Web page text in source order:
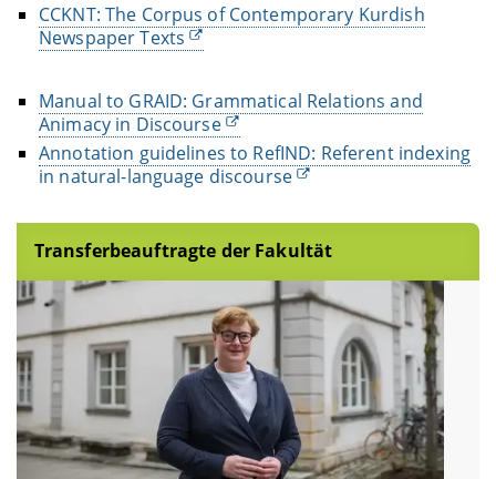
CCKNT: The Corpus of Contemporary Kurdish
Newspaper Texts
Manual to GRAID: Grammatical Relations and
Animacy in Discourse
Annotation guidelines to RefIND: Referent indexing
in natural-language discourse
Transferbeauftragte der Fakultät